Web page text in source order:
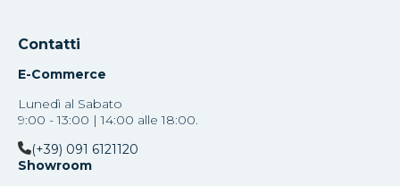
Contatti
E-Commerce
Lunedì al Sabato
9:00 - 13:00 | 14:00 alle 18:00.
(+39) 091 6121120
Showroom